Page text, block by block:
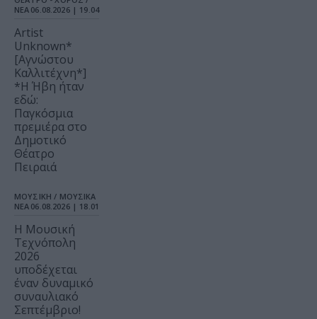
ΝΕΑ 06.08.2026 | 19.04
Artist
Unknown*
[Αγνώστου
Καλλιτέχνη*]
*Η Ήβη ήταν
εδώ:
Παγκόσμια
πρεμιέρα στο
Δημοτικό
Θέατρο
Πειραιά
ΜΟΥΣΙΚΗ / ΜΟΥΣΙΚΑ
ΝΕΑ 06.08.2026 | 18.01
Η Μουσική
Τεχνόπολη
2026
υποδέχεται
έναν δυναμικό
συναυλιακό
Σεπτέμβριο!